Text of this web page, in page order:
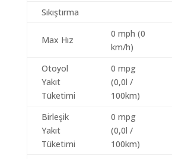
Sıkıştırma
Max Hız
0 mph (0
km/h)
Otoyol
Yakıt
Tüketimi
0 mpg
(0,0l /
100km)
Birleşik
Yakıt
Tüketimi
0 mpg
(0,0l /
100km)